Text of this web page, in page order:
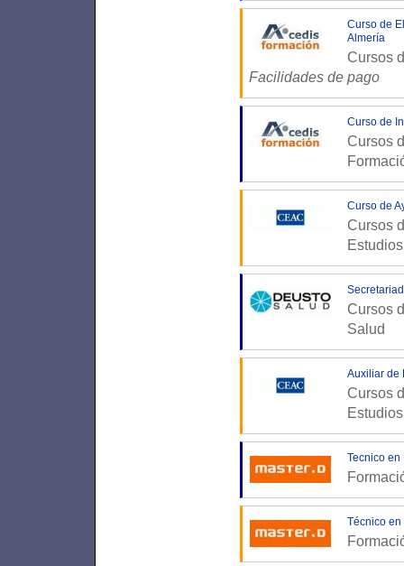
Curso de
Almería
Cursos
Facilidades de pago
Curso de
Cursos
Curso de
Cursos
Cursos
Salud
Auxiliar de
Cursos
Tecnico en
Técnico